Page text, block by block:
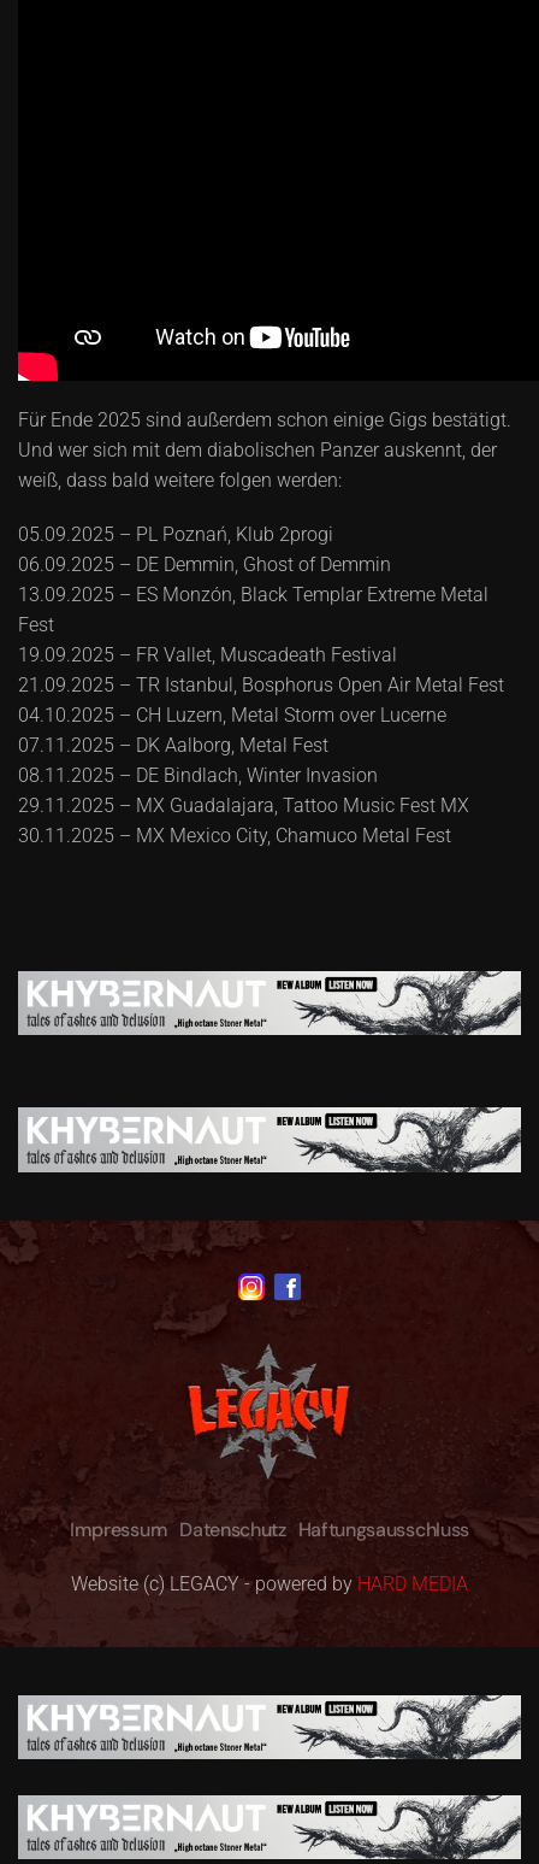
Für Ende 2025 sind außerdem schon einige Gigs bestätigt.
Und wer sich mit dem diabolischen Panzer auskennt, der
weiß, dass bald weitere folgen werden:
05.09.2025 – PL Poznań, Klub 2progi
06.09.2025 – DE Demmin, Ghost of Demmin
13.09.2025 – ES Monzón, Black Templar Extreme Metal
Fest
19.09.2025 – FR Vallet, Muscadeath Festival
21.09.2025 – TR Istanbul, Bosphorus Open Air Metal Fest
04.10.2025 – CH Luzern, Metal Storm over Lucerne
07.11.2025 – DK Aalborg, Metal Fest
08.11.2025 – DE Bindlach, Winter Invasion
29.11.2025 – MX Guadalajara, Tattoo Music Fest MX
30.11.2025 – MX Mexico City, Chamuco Metal Fest
Impressum Datenschutz Haftungsausschluss
Website (c) LEGACY - powered by HARD MEDIA